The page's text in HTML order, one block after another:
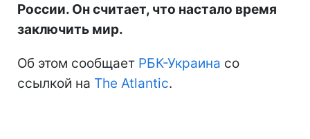
России. Он считает, что настало время
заключить мир.
Об этом сообщает РБК-Украина со
ссылкой на The Atlantic.